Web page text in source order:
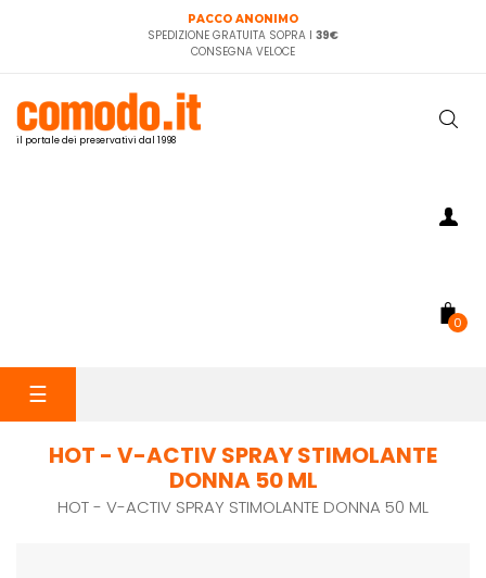
PACCO ANONIMO
SPEDIZIONE GRATUITA SOPRA I 39€
CONSEGNA VELOCE
il portale dei preservativi dal 1998
0
navigazione
☰
HOT - V-ACTIV SPRAY STIMOLANTE
DONNA 50 ML
HOT - V-ACTIV SPRAY STIMOLANTE DONNA 50 ML